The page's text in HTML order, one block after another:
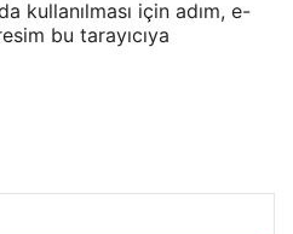
kullanılması için adım, e-
bu tarayıcıya